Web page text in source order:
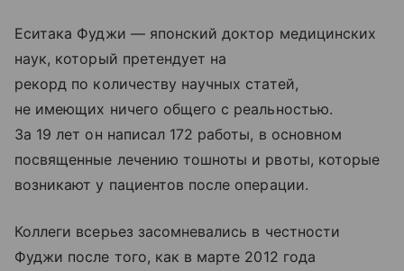
Еситака Фуджи — японский доктор медицинских
наук, который претендует на
рекорд по количеству научных статей,
не имеющих ничего общего с реальностью.
За 19 лет он написал 172 работы, в основном
посвященные лечению тошноты и рвоты, которые
возникают у пациентов после операции.
Коллеги всерьез засомневались в честности
Фуджи после того, как в марте 2012 года